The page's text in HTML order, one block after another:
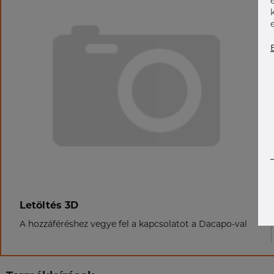
Letöltés 3D
A hozzáféréshez vegye fel a kapcsolatot a Dacapo-val